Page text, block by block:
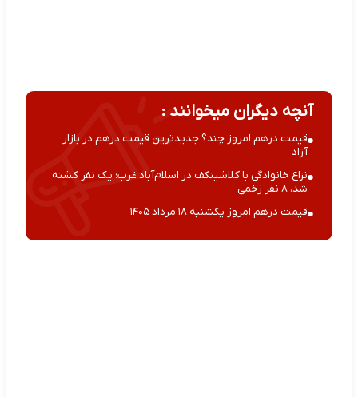
آنچه دیگران میخوانند :
قیمت درهم امروز چند؟ جدیدترین قیمت درهم در بازار
آزاد
نزاع خانوادگی با کلاشینکف در اسلام‌آباد غرب؛ یک نفر کشته
شد، ۸ نفر زخمی
قیمت درهم امروز یکشنبه ۱۸ مرداد ۱۴۰۵